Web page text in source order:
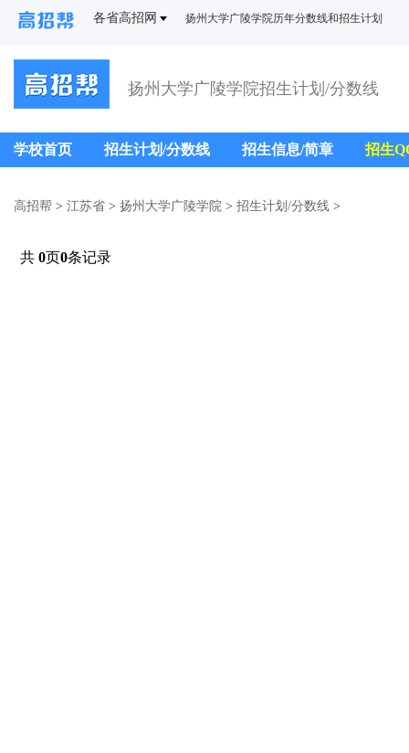
各省高招网 扬州大学广陵学院历年分数线和招生计划
扬州大学广陵学院招生计划/分数线
学校首页 招生计划/分数线 招生信息/简章 招生
高招帮 > 江苏省 > 扬州大学广陵学院 > 招生计划/分数线 >
共 0页0条记录